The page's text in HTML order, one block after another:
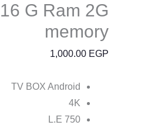
G Ram 2G
memory
1,000.00 EGP
TV BOX Android
4K
750 L.E